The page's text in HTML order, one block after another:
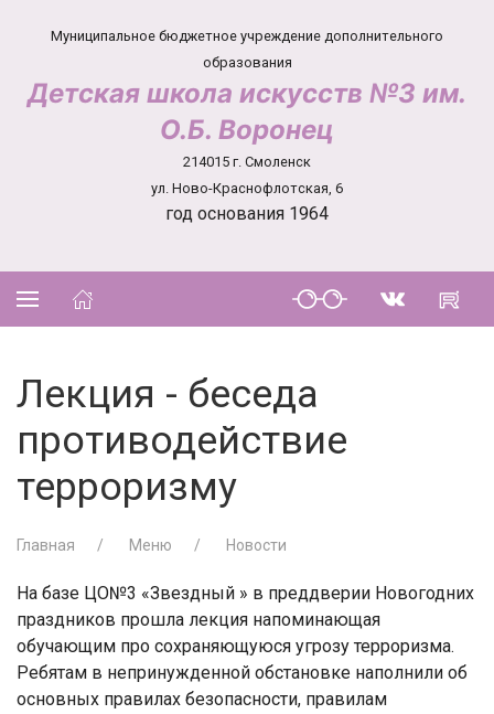
Муниципальное бюджетное учреждение дополнительного
образования
Детская школа искусств №3 им.
О.Б. Воронец
214015 г. Смоленск
ул. Ново-Краснофлотская, 6
год основания 1964
Лекция - беседа
противодействие
терроризму
Главная Меню Новости
На базе ЦО№3 «Звездный » в преддверии Новогодних
праздников прошла лекция напоминающая
обучающим про сохраняющуюся угрозу терроризма.
Ребятам в непринужденной обстановке наполнили об
основных правилах безопасности, правилам